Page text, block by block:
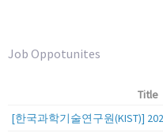
Job Oppotunites
Title